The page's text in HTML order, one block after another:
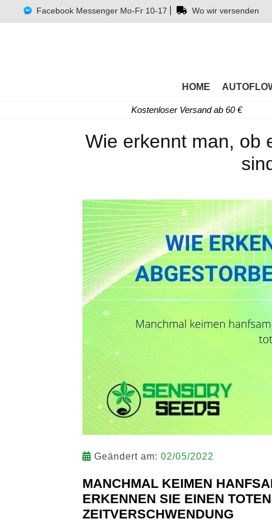
Facebook Messenger Mo-Fr 10-17 Wo wir versenden
HOME
Kostenloser Versand ab 60 €
Wie erkennt man, ob
Geändert am: 02/05/2022
MANCHMAL KEIMEN
ERKENNEN SIE EINEN
ZEITVERSCHWENDUNG